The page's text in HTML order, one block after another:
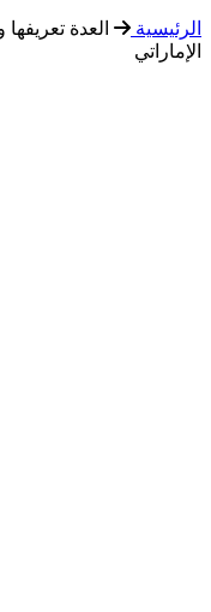
الرئيسية
العدة
الإماراتي